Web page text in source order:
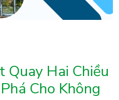
Quay Hai Chiều
Cho Không